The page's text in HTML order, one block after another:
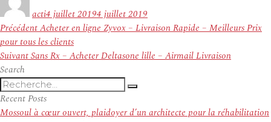
actile
4 juillet 20194 juillet 2019
Navigation
de
l’article
PrécédentArticle
précédent :
Acheter en ligne Zyvox – Livraison Rapide – Meilleurs Prix
pour tous les clients
SuivantArticle
Sans Rx – Acheter Deltasone lille – Airmail Livraison
Search
Recherche
pour
:
Recherche
Recent Posts
Mossoul à cœur ouvert, plaidoyer d’un architecte pour la réhabilitation